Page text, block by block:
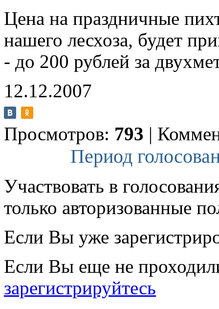
Цена на праздничные
нашего лесхоза, будет
- до 200 рублей за
12.12.2007
Просмотров: 793 |
Период
Участвовать в
только авторизованные
Если Вы уже
Если Вы еще не
зарегистрируйтесь